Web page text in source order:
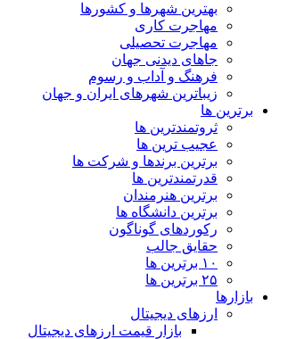
بهترین شهرها و کشورها
مهاجرت کاری
مهاجرت تحصیلی
جاهای دیدنی جهان
فرهنگ و آداب و رسوم
زیباترین شهرهای ایران و جهان
برترین ها
ثروتمندترین ها
عجیب ترین ها
برترین برندها و شرکت ها
قدرتمندترین ها
برترین هنرمندان
برترین دانشگاه ها
رکوردهای گوناگون
حقایق جالب
۱۰ برترین ها
۲۵ برترین ها
بازارها
ارزهای دیجیتال
بازار قیمت ارزهای دیجیتال